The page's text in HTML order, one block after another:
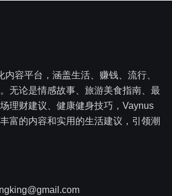
内容平台，涵盖生活、赚钱、流行、
无论是情感故事、旅游美食指南、最
理财建议、健康健身技巧，Vaynus
富的内容和实用的生活建议，引领潮